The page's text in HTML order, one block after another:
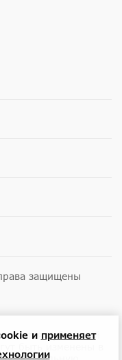
защищены
публичной
и применяет